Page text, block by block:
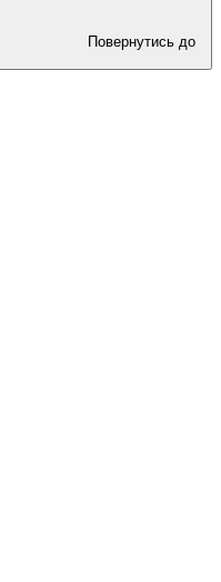
Повернутись до